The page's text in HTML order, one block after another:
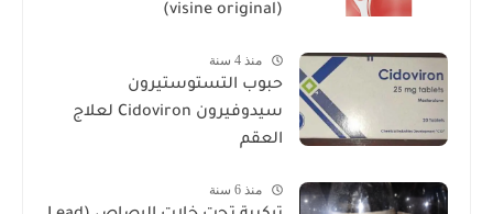
(visine original)
منذ 4 سنة
حبوب التستوستيرون
سيدوفيرون Cidoviron لعلاج
العقم
منذ 6 سنة